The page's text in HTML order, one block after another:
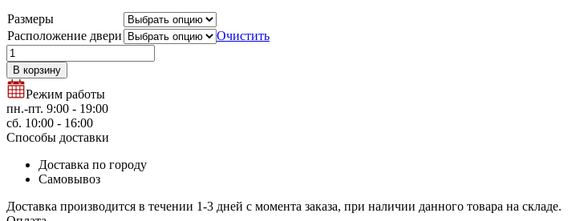
Размеры
Расположение двери
Очистить
Количество
товара
LMD1
В корзину
Режим работы
пн.-пт. 9:00 - 19:00
сб. 10:00 - 16:00
Способы доставки
Доставка по городу
Самовывоз
Доставка производится в течении 1-3 дней с момента заказа, при наличии данного товара на складе.